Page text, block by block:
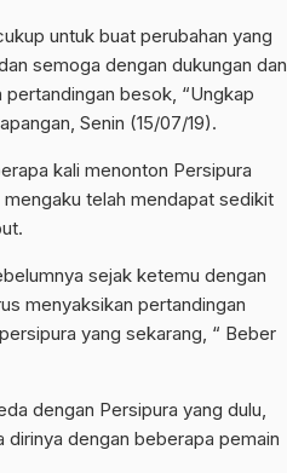
untuk buat perubahan yang
semoga dengan dukungan dan
besok, “Ungkap
Senin (15/07/19).
kali menonton Persipura
telah mendapat sedikit
sejak ketemu dengan
menyaksikan pertandingan
yang sekarang, “ Beber
dengan Persipura yang dulu,
dengan beberapa pemain